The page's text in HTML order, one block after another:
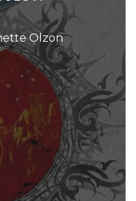
Olzon